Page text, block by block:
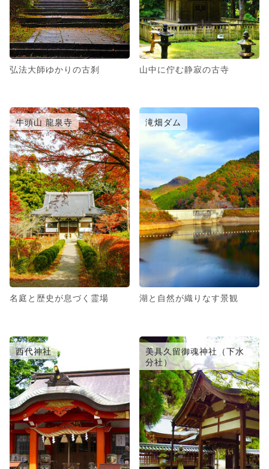
弘法大師ゆかりの古刹 山中に佇む静寂の古寺
牛頭山 龍泉寺
名庭と歴史が息づく霊場
滝畑ダム
湖と自然が織りなす景観
西代神社
美具久留御魂神社（下水
分社）